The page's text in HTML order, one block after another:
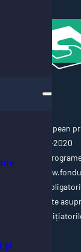
și
Social European
2014-2020
celelalte
să vizitați
în mod
revine